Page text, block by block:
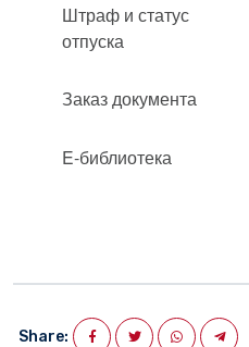
Штраф и статус
отпуска
Заказ документа
E-библиотека
Share: